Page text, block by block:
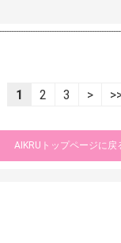
1 2 3 >
AIKRUトップページに戻